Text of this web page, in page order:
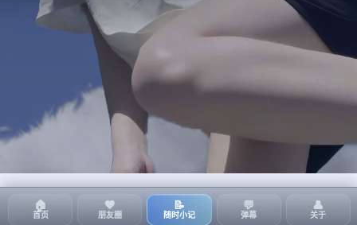
🏠
首页
🧡
朋友圈
📝
随时小记
💬
弹幕
👤
关于